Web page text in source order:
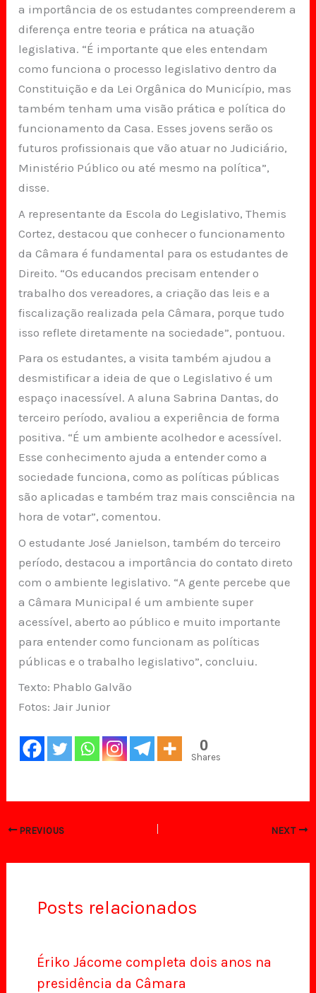
a importância de os estudantes compreenderem a
diferença entre teoria e prática na atuação
legislativa. “É importante que eles entendam
como funciona o processo legislativo dentro da
Constituição e da Lei Orgânica do Município, mas
também tenham uma visão prática e política do
funcionamento da Casa. Esses jovens serão os
futuros profissionais que vão atuar no Judiciário,
Ministério Público ou até mesmo na política”,
disse.
A representante da Escola do Legislativo, Themis
Cortez, destacou que conhecer o funcionamento
da Câmara é fundamental para os estudantes de
Direito. “Os educandos precisam entender o
trabalho dos vereadores, a criação das leis e a
fiscalização realizada pela Câmara, porque tudo
isso reflete diretamente na sociedade”, pontuou.
Para os estudantes, a visita também ajudou a
desmistificar a ideia de que o Legislativo é um
espaço inacessível. A aluna Sabrina Dantas, do
terceiro período, avaliou a experiência de forma
positiva. “É um ambiente acolhedor e acessível.
Esse conhecimento ajuda a entender como a
sociedade funciona, como as políticas públicas
são aplicadas e também traz mais consciência na
hora de votar”, comentou.
O estudante José Janielson, também do terceiro
período, destacou a importância do contato direto
com o ambiente legislativo. “A gente percebe que
a Câmara Municipal é um ambiente super
acessível, aberto ao público e muito importante
para entender como funcionam as políticas
públicas e o trabalho legislativo”, concluiu.
Texto: Phablo Galvão
Fotos: Jair Junior
0
Shares
PREVIOUS NEXT
Posts relacionados
Ériko Jácome completa dois anos na
presidência da Câmara